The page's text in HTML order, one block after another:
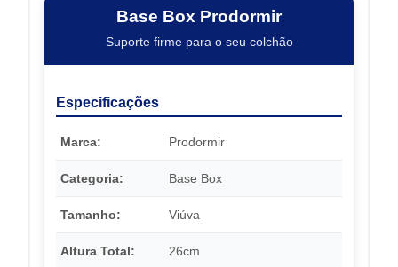
Base Box Prodormir
Suporte firme para o seu colchão
Especificações
Marca: Prodormir
Categoria: Base Box
Tamanho: Viúva
Altura Total: 26cm